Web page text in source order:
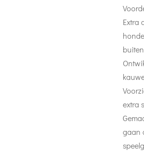
Extra
extra
gaan